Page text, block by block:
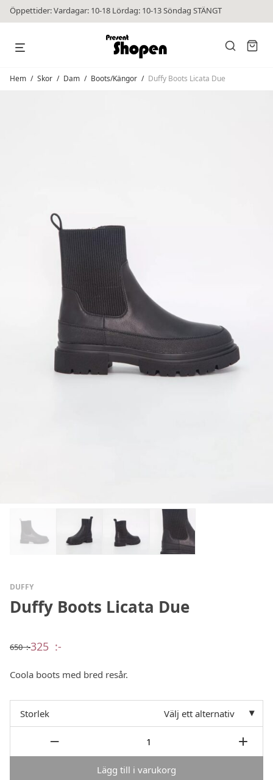
Öppettider: Vardagar: 10-18 Lördag: 10-13 Söndag STÄNGT
Hem / Skor / Dam / Boots/Kängor / Duffy Boots Licata Due
DUFFY
Duffy Boots Licata Due
650:-
Det
var:
325 :-
Det
är:
Coola boots med bred resår.
Storlek Välj ett alternativ
Lägg till i varukorg